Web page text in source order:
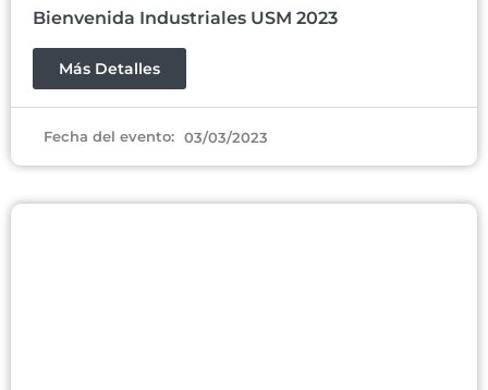
Bienvenida Industriales USM 2023
Más Detalles
Fecha del evento: 03/03/2023